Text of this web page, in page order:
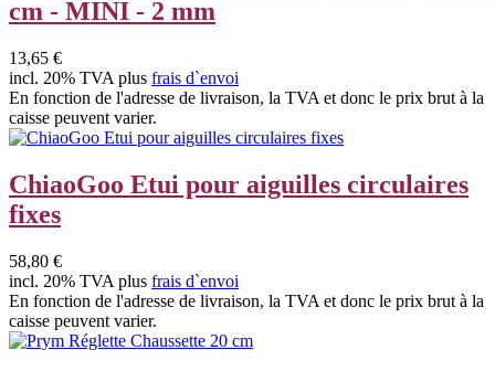
cm - MINI - 2 mm
13,65 €
incl. 20% TVA plus frais d`envoi
En fonction de l'adresse de livraison, la TVA et donc le prix brut à la
caisse peuvent varier.
ChiaoGoo Etui pour aiguilles circulaires
fixes
58,80 €
incl. 20% TVA plus frais d`envoi
En fonction de l'adresse de livraison, la TVA et donc le prix brut à la
caisse peuvent varier.